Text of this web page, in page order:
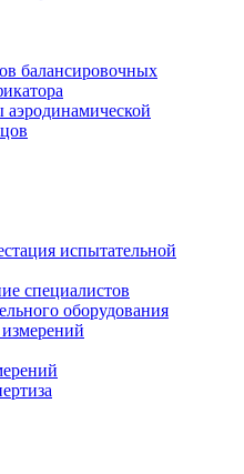
балансировочных
аэродинамической
испытательной
специалистов
оборудования